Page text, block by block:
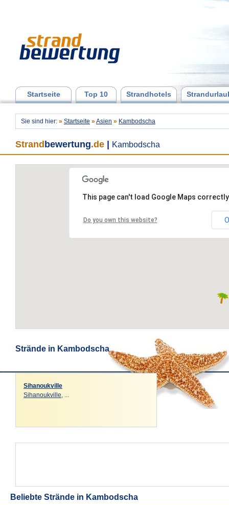
Startseite Top 10 Strandhotels
Sie sind hier: » Startseite » Asien » Kambodscha
Strand bewertung.de Kambodscha
This page can't load Google Maps
Do you own this website?
Strände in Kambodscha
Sihanoukville
Sihanoukville, ...
Beliebte Strände in Kambodscha